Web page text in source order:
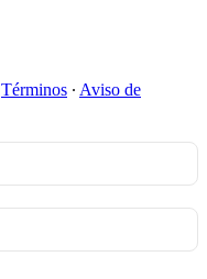
Términos ∙ Aviso de